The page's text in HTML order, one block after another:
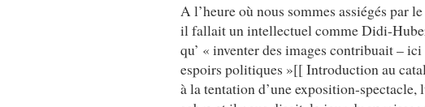
A l’heure où nous sommes assiégés par
il fallait un intellectuel comme Didi-
qu’ « inventer des images contribuait –
espoirs politiques »[[ Introduction au
à la tentation d’une exposition-